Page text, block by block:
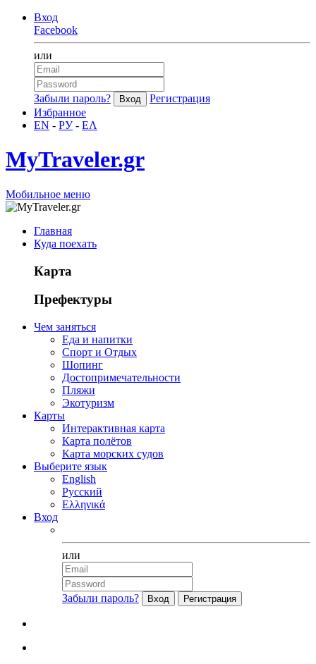
Вход
Facebook
или
Забыли пароль?
Регистрация
Избранное
EN - РУ- ΕΛ
MyTraveler.gr
Мобильное меню
Главная
Куда поехать
Карта
Префектуры
Чем заняться
Еда и напитки
Спорт и Отдых
Шопинг
Достопримечательности
Пляжи
Экотуризм
Карты
Интерактивная карта
Карта полётов
Карта морских судов
Выберите язык
English
Русский
Ελληνικά
Вход
или
Забыли пароль?